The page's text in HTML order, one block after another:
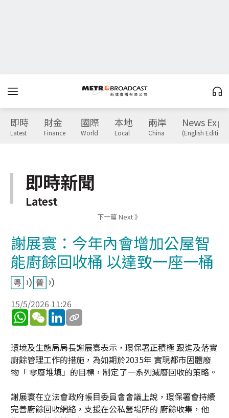
即時
Latest
財金
Finance
國際
World
本地
Local
兩岸
China
News
(English Edition)
即時新聞
Latest
下一篇 Next 》
謝展寰：今年內會增加公屋智
能廚餘回收桶 以達致一座一桶
15/5/2026 11:26
WhatsApp
WeChatLinkedIn
環境及生態局局長謝展寰表示，環保署正積極 跟進及落實
廚餘管理工作的措施，為如期於2035年 實現都市固體廢
物「 零廢堆填」的目標，制定了一系列減廢回收的策略。
謝展寰在立法會政府帳目委員會會議上說，環保署會持續
完善廚餘回收網絡，支援在公私營場所的 廚餘收集，他